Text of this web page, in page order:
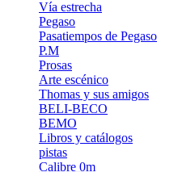
Vía estrecha
Pegaso
Pasatiempos de Pegaso
P.M
Prosas
Arte escénico
Thomas y sus amigos
BELI-BECO
BEMO
Libros y catálogos
pistas
Calibre 0m